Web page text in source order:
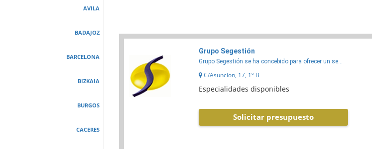
AVILA
BADAJOZ
BARCELONA
BIZKAIA
BURGOS
CACERES
Grupo Segestión
Grupo Segestión se ha concebido para ofrecer un se...
C/Asuncion, 17, 1º B
Especialidades disponibles
Solicitar presupuesto